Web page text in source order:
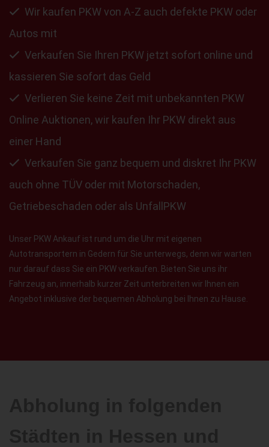
Wir kaufen PKW von A-Z auch defekte PKW oder
Autos mit
Verkaufen Sie Ihren PKW jetzt sofort online und
kassieren Sie sofort das Geld
Verlieren Sie keine Zeit mit unbekannten PKW
Online Auktionen, wir kaufen Ihr PKW direkt aus
einer Hand
Verkaufen Sie ganz bequem und diskret Ihr PKW
auch ohne TÜV oder mit Motorschaden,
Getriebeschaden oder als UnfallPKW
Unser PKW Ankauf ist rund um die Uhr mit eigenen
Autotransportern in Gedern für Sie unterwegs, denn wir warten
nur darauf dass Sie ein PKW verkaufen. Bieten Sie uns ihr
Fahrzeug an, innerhalb kurzer Zeit unterbreiten wir Ihnen ein
Angebot inklusive der bequemen Abholung bei Ihnen zu Hause.